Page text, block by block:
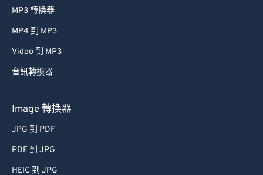
MP3 轉換器
MP4 到 MP3
Video 到 MP3
音訊轉換器
Image 轉換器
JPG 到 PDF
PDF 到 JPG
HEIC 到 JPG